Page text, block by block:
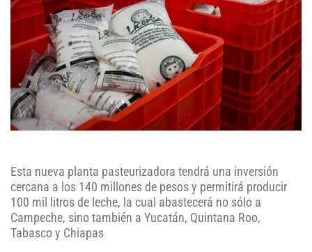
Esta nueva planta pasteurizadora tendrá una inversión
cercana a los 140 millones de pesos y permitirá producir
100 mil litros de leche, la cual abastecerá no sólo a
Campeche, sino también a Yucatán, Quintana Roo,
Tabasco y Chiapas